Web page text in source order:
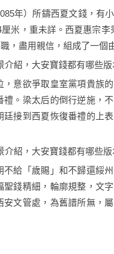
年）所鑄西夏文錢，有
米，重未詳。西夏惠宗
，盡用親信，組成了一個
意欲爭取皇室黨項貴族
。梁太后的倒行逆施，
接到西夏恢復番禮的上
給「歲賜」和不歸還綏
錢精細，輪廓規整，文
文管處，為舊譜所無，